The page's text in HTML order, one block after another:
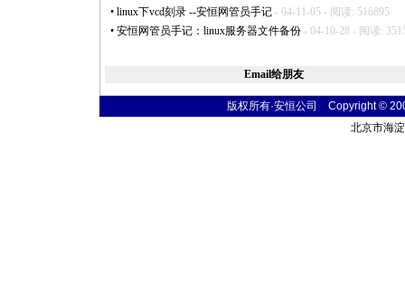
• linux下vcd刻录 --安恒网管员手记 - 04-11-05 - 阅读: 516895
• 安恒网管员手记：linux服务器文件备份 - 04-10-28 - 阅读:
Email给朋友
版权所有·安恒公司 Copyright ©
北京市海